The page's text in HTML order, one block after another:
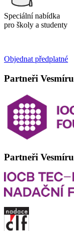
Speciální nabídka
pro školy a studenty
Objednat předplatné
Partneři Vesmíru
Partneři Vesmíru